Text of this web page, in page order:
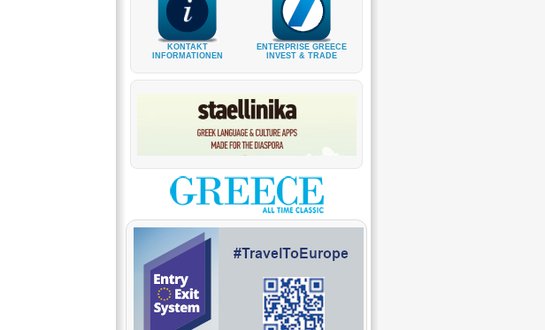
KONTAKT
INFORMATIONEN
ENTERPRISE GREECE
INVEST & TRADE